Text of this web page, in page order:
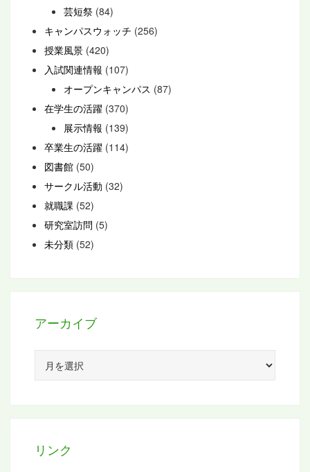
芸短祭 (84)
キャンパスウォッチ (256)
授業風景 (420)
入試関連情報 (107)
オープンキャンパス (87)
在学生の活躍 (370)
展示情報 (139)
卒業生の活躍 (114)
図書館 (50)
サークル活動 (32)
就職課 (52)
研究室訪問 (5)
未分類 (52)
アーカイブ
カ
リンク